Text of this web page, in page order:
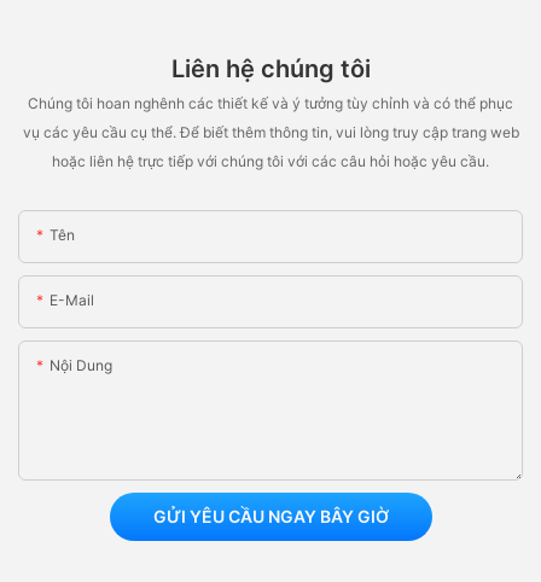
Liên hệ chúng tôi
Chúng tôi hoan nghênh các thiết kế và ý tưởng tùy chỉnh và có thể phục
vụ các yêu cầu cụ thể. Để biết thêm thông tin, vui lòng truy cập trang web
hoặc liên hệ trực tiếp với chúng tôi với các câu hỏi hoặc yêu cầu.
Tên
E-Mail
Nội Dung
GỬI YÊU CẦU NGAY BÂY GIỜ